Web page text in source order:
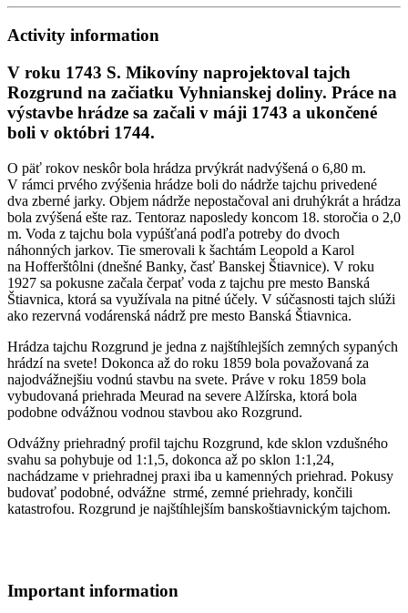
Activity information
V roku 1743 S. Mikovíny naprojektoval tajch
Rozgrund na začiatku Vyhnianskej doliny. Práce na
výstavbe hrádze sa začali v máji 1743 a ukončené
boli v októbri 1744.
O päť rokov neskôr bola hrádza prvýkrát nadvýšená o 6,80 m.
V rámci prvého zvýšenia hrádze boli do nádrže tajchu privedené
dva zberné jarky. Objem nádrže nepostačoval ani druhýkrát a hrádza
bola zvýšená ešte raz. Tentoraz naposledy koncom 18. storočia o 2,0
m. Voda z tajchu bola vypúšťaná podľa potreby do dvoch
náhonných jarkov. Tie smerovali k šachtám Leopold a Karol
na Hofferštôlni (dnešné Banky, časť Banskej Štiavnice). V roku
1927 sa pokusne začala čerpať voda z tajchu pre mesto Banská
Štiavnica, ktorá sa využívala na pitné účely. V súčasnosti tajch slúži
ako rezervná vodárenská nádrž pre mesto Banská Štiavnica.
Hrádza tajchu Rozgrund je jedna z najštíhlejších zemných sypaných
hrádzí na svete! Dokonca až do roku 1859 bola považovaná za
najodvážnejšiu vodnú stavbu na svete. Práve v roku 1859 bola
vybudovaná priehrada Meurad na severe Alžírska, ktorá bola
podobne odvážnou vodnou stavbou ako Rozgrund.
Odvážny priehradný profil tajchu Rozgrund, kde sklon vzdušného
svahu sa pohybuje od 1:1,5, dokonca až po sklon 1:1,24,
nachádzame v priehradnej praxi iba u kamenných priehrad. Pokusy
budovať podobné, odvážne strmé, zemné priehrady, končili
katastrofou. Rozgrund je najštíhlejším banskoštiavnickým tajchom.
Important information